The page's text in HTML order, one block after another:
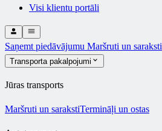
Visi klientu portāli
Saņemt piedāvājumu Maršruti un saraksti
Transporta pakalpojumi
Jūras transports
Maršruti un sarakstiTermināļi un ostas